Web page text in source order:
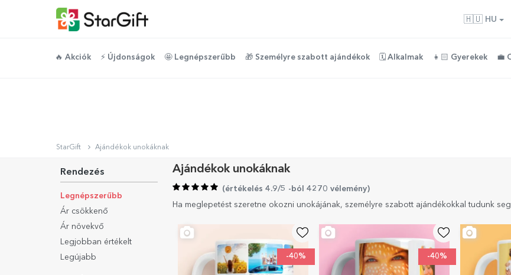
🇭🇺 HU
🔥 Akciók ⚡️ Újdonságok 🤩 Legnépszerűbb 🎁 Személyre szabott ajándékok 🗓️ Alkalmak 👧🏻 Gyerekek 💼
StarGift Ajándékok unokáknak
Rendezés
Legnépszerűbb
Ár csökkenő
Ár növekvő
Legjobban értékelt
Legújabb
Ajándékok unokáknak
(értékelés 4.9/5 -ból 4270 vélemény)
Ha meglepetést szeretne okozni unokájának, személyre szabott ajándékokkal tudunk
-40% -40%